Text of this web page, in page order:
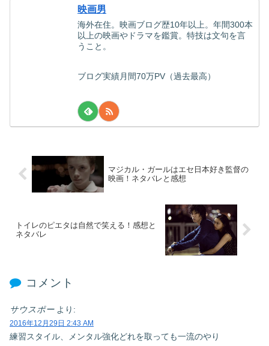
映画男
海外在住。映画ブログ歴10年以上。年間300本
以上の映画やドラマを鑑賞。特技は文句を言
うこと。
ブログ実績月間70万PV（過去最高）
マジカル・ガールはエセ日本好き監督の
映画！ネタバレと感想
トイレのピエタは自然で笑える！感想と
ネタバレ
コメント
サウスポー より:
2016年12月29日 2:43 AM
練習スタイル、メンタル強化どれを取っても一流のやり